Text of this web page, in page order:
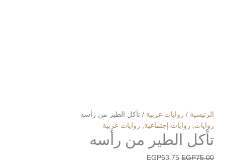
الرئيسية / روايات عربية / تأكل الطير من رأسه
روايات
روايات إجتماعية روايات عربية
تأكل الطير من رأسه
EGP75.00
EGP63.75